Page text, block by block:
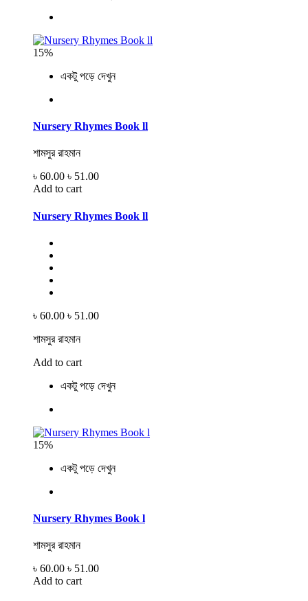
15%
একটু পড়ে দেখুন
Nursery Rhymes Book ll
শামসুর রাহমান
৳ 60.00 ৳ 51.00
Add to cart
Nursery Rhymes Book ll
৳ 60.00 ৳ 51.00
শামসুর রাহমান
Add to cart
একটু পড়ে দেখুন
15%
একটু পড়ে দেখুন
Nursery Rhymes Book l
শামসুর রাহমান
৳ 60.00 ৳ 51.00
Add to cart